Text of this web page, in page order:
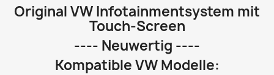
Original VW Infotainmentsystem mit
Touch-Screen
---- Neuwertig ----
Kompatible VW Modelle: